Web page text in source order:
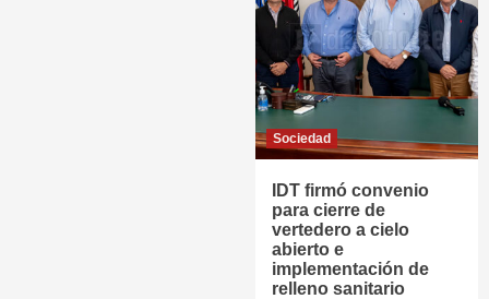
Sociedad
IDT firmó convenio
para cierre de
vertedero a cielo
abierto e
implementación de
relleno sanitario